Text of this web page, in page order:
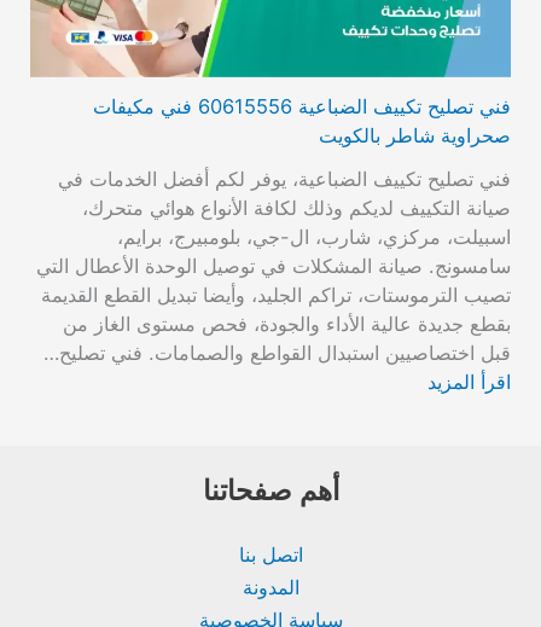
فني تصليح تكييف الضباعية 60615556 فني مكيفات
صحراوية شاطر بالكويت
فني تصليح تكييف الضباعية، يوفر لكم أفضل الخدمات في
صيانة التكييف لديكم وذلك لكافة الأنواع هوائي متحرك،
اسبيلت، مركزي، شارب، ال-جي، بلومبيرج، برايم،
سامسونج. صيانة المشكلات في توصيل الوحدة الأعطال التي
تصيب الترموستات، تراكم الجليد، وأيضا تبديل القطع القديمة
بقطع جديدة عالية الأداء والجودة، فحص مستوى الغاز من
قبل اختصاصيين استبدال القواطع والصمامات. فني تصليح…
اقرأ المزيد
أهم صفحاتنا
اتصل بنا
المدونة
سياسة الخصوصية